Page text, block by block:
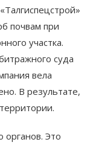
почвам при
участка.
суда
вела
В результате,
органов. Это